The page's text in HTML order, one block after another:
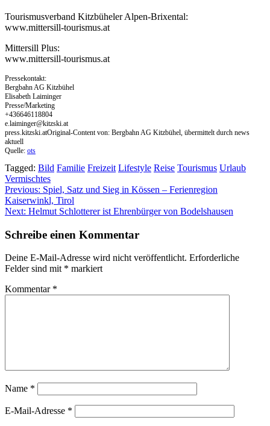
Tourismusverband Kitzbüheler Alpen-Brixental:
www.mittersill-tourismus.at
Mittersill Plus:
www.mittersill-tourismus.at
Pressekontakt:
Bergbahn AG Kitzbühel
Elisabeth Laiminger
Presse/Marketing
+436646118804
e.laiminger@kitzski.at
press.kitzski.atOriginal-Content von: Bergbahn AG Kitzbühel, übermittelt durch news
aktuell
Quelle: ots
Tagged: Bild Familie Freizeit Lifestyle Reise Tourismus Urlaub
Vermischtes
Beitragsnavigation
Previous: Spiel, Satz und Sieg in Kössen – Ferienregion
Kaiserwinkl, Tirol
Next: Helmut Schlotterer ist Ehrenbürger von Bodelshausen
Schreibe einen Kommentar
Deine E-Mail-Adresse wird nicht veröffentlicht. Erforderliche
Felder sind mit * markiert
Kommentar *
Name *
E-Mail-Adresse *